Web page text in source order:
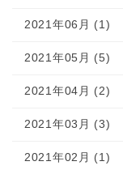
2021年06月 (1)
2021年05月 (5)
2021年04月 (2)
2021年03月 (3)
2021年02月 (1)